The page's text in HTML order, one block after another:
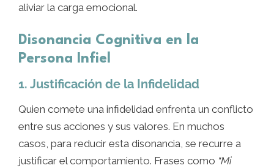
aliviar la carga emocional.
Disonancia Cognitiva en la
Persona Infiel
1. Justificación de la Infidelidad
Quien comete una infidelidad enfrenta un conflicto
entre sus acciones y sus valores. En muchos
casos, para reducir esta disonancia, se recurre a
justificar el comportamiento. Frases como “Mi